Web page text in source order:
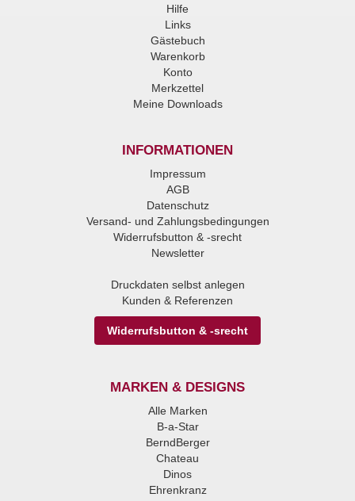
Hilfe
Links
Gästebuch
Warenkorb
Konto
Merkzettel
Meine Downloads
INFORMATIONEN
Impressum
AGB
Datenschutz
Versand- und Zahlungsbedingungen
Widerrufsbutton & -srecht
Newsletter
Druckdaten selbst anlegen
Kunden & Referenzen
Widerrufsbutton & -srecht
MARKEN & DESIGNS
Alle Marken
B-a-Star
BerndBerger
Chateau
Dinos
Ehrenkranz